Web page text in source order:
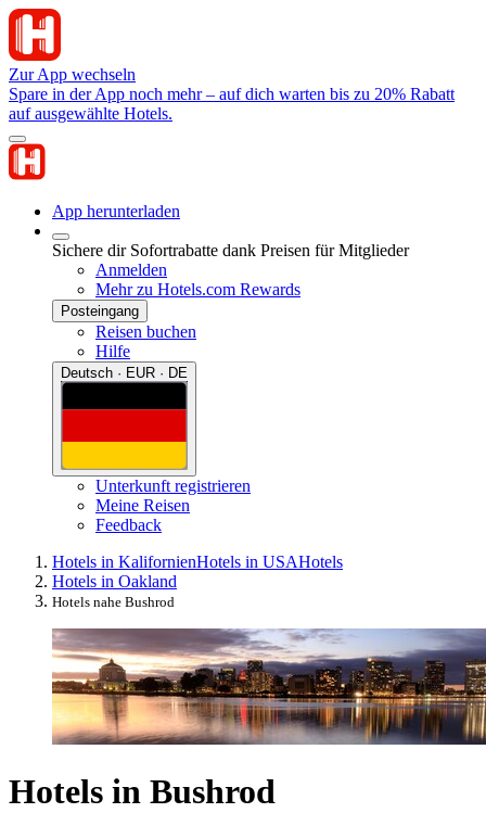
Zur App wechseln
Spare in der App noch mehr – auf dich warten bis zu 20% Rabatt
auf ausgewählte Hotels.
App herunterladen
Sichere dir Sofortrabatte dank Preisen für Mitglieder
Anmelden
Mehr zu Hotels.com Rewards
Posteingang
Reisen buchen
Hilfe
Deutsch · EUR · DE
Unterkunft registrieren
Meine Reisen
Feedback
Hotels in KalifornienHotels in USAHotels
Hotels in Oakland
Hotels nahe Bushrod
Hotels in Bushrod